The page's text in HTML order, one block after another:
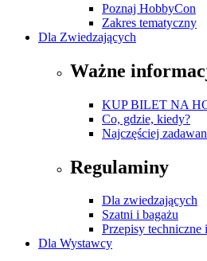
Poznaj HobbyCon
Zakres tematyczny
Dla Zwiedzających
Ważne
KUP BILET NA
Co, gdzie, kiedy?
Najczęściej
Regulaminy
Dla zwiedzających
Szatni i bagażu
Przepisy
Dla Wystawcy